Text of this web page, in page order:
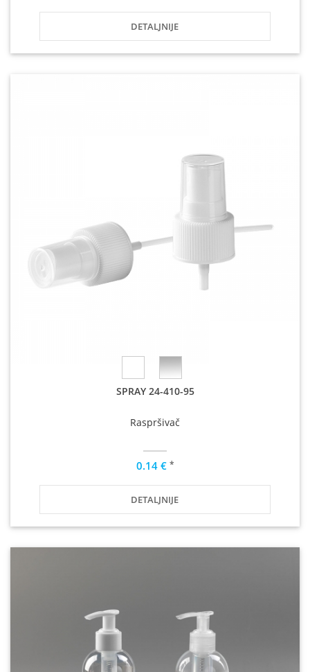
DETALJNIJE
SPRAY 24-410-95
Raspršivač
0.14 € *
DETALJNIJE